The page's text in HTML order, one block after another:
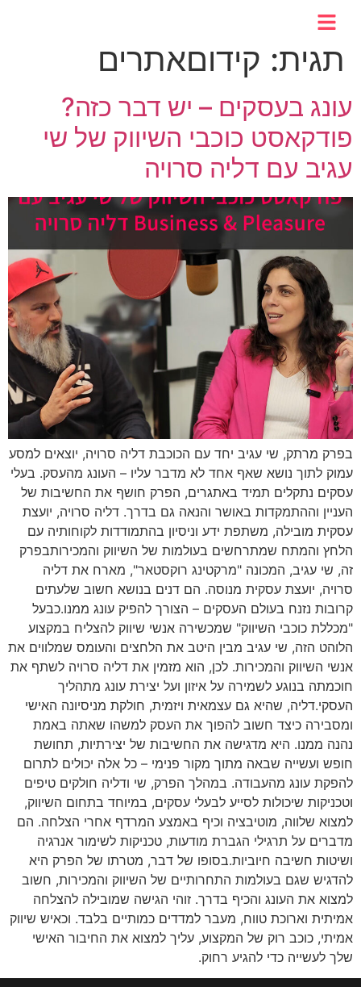
תגית: קידוםאתרים
עונג בעסקים – יש דבר כזה?
פודקאסט כוכבי השיווק של שי
עגיב עם דליה סרויה
בפרק מרתק, שי עגיב יחד עם הכוכבת דליה סרויה, יוצאים למסע
עמוק לתוך נושא שאף אחד לא מדבר עליו – העונג מהעסק. בעלי
עסקים נתקלים תמיד באתגרים, הפרק חושף את החשיבות של
העניין וההתמקדות באושר והנאה גם בדרך. דליה סרויה, יועצת
עסקית מובילה, משתפת ידע וניסיון בהתמודדות לקוחותיה עם
הלחץ והמתח שמתרחשים בעולמות של השיווק והמכירותבפרק
זה, שי עגיב, המכונה "מרקטינג רוקסטאר", מארח את דליה
סרויה, יועצת עסקית מנוסה. הם דנים בנושא חשוב שלעתים
קרובות נזנח בעולם העסקים – הצורך להפיק עונג ממנו.כבעל
"מכללת כוכבי השיווק" שמכשירה אנשי שיווק להצליח במקצוע
הלוהט הזה, שי עגיב מבין היטב את הלחצים והעומס שמלווים את
אנשי השיווק והמכירות. לכן, הוא מזמין את דליה סרויה לשתף את
חוכמתה בנוגע לשמירה על איזון ועל יצירת עונג מתהליך
העסקי.דליה, שהיא גם עצמאית ויזמית, חולקת מניסיונה האישי
ומסבירה כיצד חשוב להפוך את העסק למשהו שאתה באמת
נהנה ממנו. היא מדגישה את החשיבות של יצירתיות, תחושת
חופש ועשייה שבאה מתוך מקור פנימי – כל אלה יכולים לתרום
להפקת עונג מהעבודה. במהלך הפרק, שי ודליה חולקים טיפים
וטכניקות שיכולות לסייע לבעלי עסקים, במיוחד בתחום השיווק,
למצוא שלווה, מוטיבציה וכיף באמצע המרדף אחרי הצלחה. הם
מדברים על תרגילי הגברת מודעות, טכניקות לשימור אנרגיה
ושיטות חשיבה חיוביות.בסופו של דבר, מטרתו של הפרק היא
להדגיש שגם בעולמות התחרותיים של השיווק והמכירות, חשוב
למצוא את העונג והכיף בדרך. זוהי הגישה שמובילה להצלחה
אמיתית וארוכת טווח, מעבר למדדים כמותיים בלבד. וכאיש שיווק
אמיתי, כוכב רוק של המקצוע, עליך למצוא את החיבור האישי
שלך לעשייה כדי להגיע רחוק.